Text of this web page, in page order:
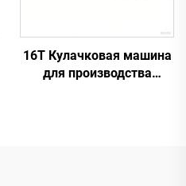
16T Кулачковая машина
для производства